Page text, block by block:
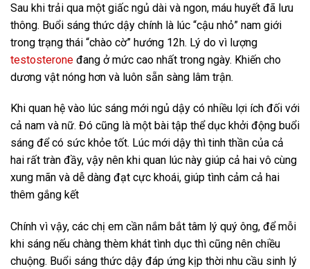
Sau khi trải qua một giấc ngủ dài và ngon, máu huyết đã lưu
thông. Buổi sáng thức dậy chính là lúc “cậu nhỏ” nam giới
trong trạng thái “chào cờ” hướng 12h. Lý do vì lượng
testosterone đang ở mức cao nhất trong ngày. Khiến cho
dương vật nóng hơn và luôn sẵn sàng lâm trận.
Khi quan hệ vào lúc sáng mới ngủ dậy có nhiều lợi ích đối với
cả nam và nữ. Đó cũng là một bài tập thể dục khởi động buổi
sáng để có sức khỏe tốt. Lúc mới dậy thì tinh thần của cả
hai rất tràn đầy, vậy nên khi quan lúc này giúp cả hai vô cùng
xung mãn và dễ dàng đạt cực khoái, giúp tình cảm cả hai
thêm gắng kết
Chính vì vậy, các chị em cần nắm bắt tâm lý quý ông, để mỗi
khi sáng nếu chàng thèm khát tình dục thì cũng nên chiều
chuộng. Buổi sáng thức dậy đáp ứng kịp thời nhu cầu sinh lý